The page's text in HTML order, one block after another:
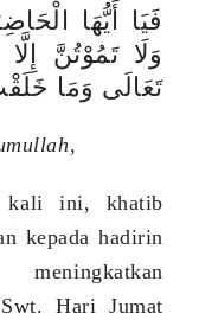
فَيَا أَيُّهَا
وَلَا تَمُوْتُنَّ
تَعَالَى وَمَا
kali ini, khatib
kepada hadirin
Swt.Hari Jumat